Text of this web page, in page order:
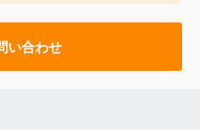
い合わせ